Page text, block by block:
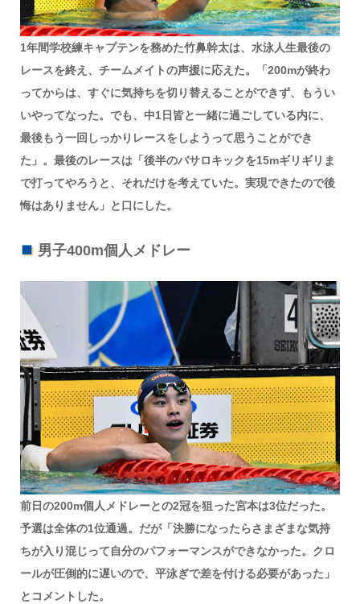
1年間学校練キャプテンを務めた竹鼻幹太は、水泳人生最後の
レースを終え、チームメイトの声援に応えた。「200mが終わ
ってからは、すぐに気持ちを切り替えることができず、もうい
いやってなった。でも、中1日皆と一緒に過ごしている内に、
最後もう一回しっかりレースをしようって思うことができ
た」。最後のレースは「後半のバサロキックを15mギリギリま
で打ってやろうと、それだけを考えていた。実現できたので後
悔はありません」と口にした。
男子400m個人メドレー
前日の200m個人メドレーとの2冠を狙った宮本は3位だった。
予選は全体の1位通過。だが「決勝になったらさまざまな気持
ちが入り混じって自分のパフォーマンスができなかった。クロ
ールが圧倒的に遅いので、平泳ぎで差を付ける必要があった」
とコメントした。